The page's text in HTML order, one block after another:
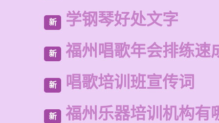
新 学钢琴好处文字
新 福州唱歌年会排练速
新 唱歌培训班宣传词
新 福州乐器培训机构有